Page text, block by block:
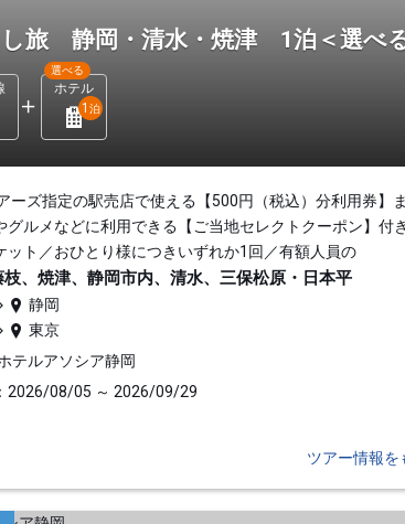
旅 静岡・清水・焼津 1泊＜選べ
ホテル
選べる
1 泊
ーズ指定の駅売店で使える【500円（税込）分利用券】
グルメなどに利用できる【ご当地セレクトクーポン】付
ット／おひとり様につきいずれか1回／有額人員の
枝、焼津、静岡市内、清水、三保松原・日本平
静岡
東京
テルアソシア静岡
2026/08/05 ～ 2026/09/29
ツアー情報を